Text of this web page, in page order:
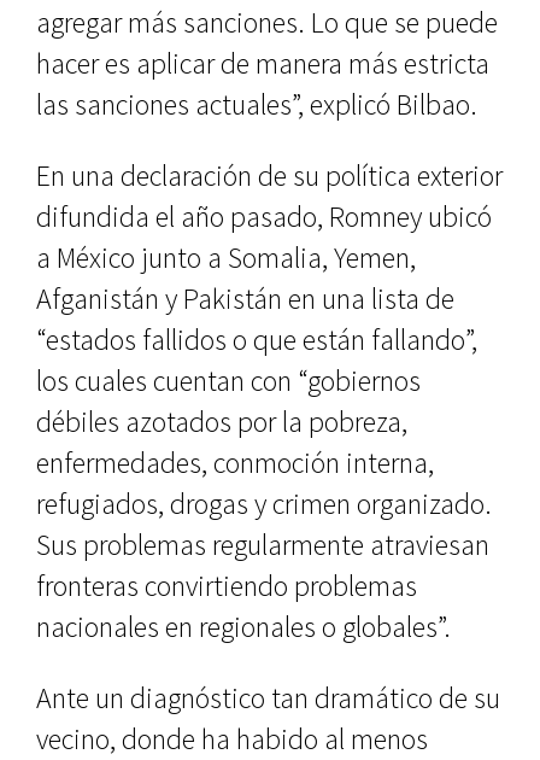
agregar más sanciones. Lo que se puede
hacer es aplicar de manera más estricta
las sanciones actuales”, explicó Bilbao.
En una declaración de su política exterior
difundida el año pasado, Romney ubicó
a México junto a Somalia, Yemen,
Afganistán y Pakistán en una lista de
“estados fallidos o que están fallando”,
los cuales cuentan con “gobiernos
débiles azotados por la pobreza,
enfermedades, conmoción interna,
refugiados, drogas y crimen organizado.
Sus problemas regularmente atraviesan
fronteras convirtiendo problemas
nacionales en regionales o globales”.
Ante un diagnóstico tan dramático de su
vecino, donde ha habido al menos